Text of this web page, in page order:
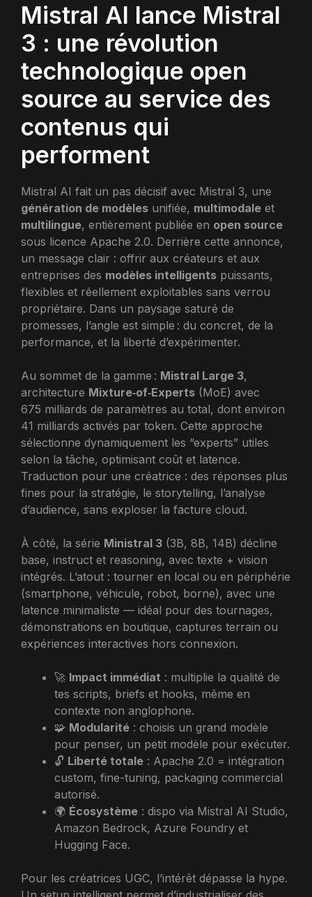
Mistral AI lance Mistral
3 : une révolution
technologique open
source au service des
contenus qui
performent
Mistral AI fait un pas décisif avec Mistral 3, une
génération de modèles unifiée, multimodale et
multilingue, entièrement publiée en open source
sous licence Apache 2.0. Derrière cette annonce,
un message clair : offrir aux créateurs et aux
entreprises des modèles intelligents puissants,
flexibles et réellement exploitables sans verrou
propriétaire. Dans un paysage saturé de
promesses, l’angle est simple : du concret, de la
performance, et la liberté d’expérimenter.
Au sommet de la gamme : Mistral Large 3,
architecture Mixture‑of‑Experts (MoE) avec
675 milliards de paramètres au total, dont environ
41 milliards activés par token. Cette approche
sélectionne dynamiquement les “experts” utiles
selon la tâche, optimisant coût et latence.
Traduction pour une créatrice : des réponses plus
fines pour la stratégie, le storytelling, l’analyse
d’audience, sans exploser la facture cloud.
À côté, la série Ministral 3 (3B, 8B, 14B) décline
base, instruct et reasoning, avec texte + vision
intégrés. L’atout : tourner en local ou en périphérie
(smartphone, véhicule, robot, borne), avec une
latence minimaliste — idéal pour des tournages,
démonstrations en boutique, captures terrain ou
expériences interactives hors connexion.
🚀 Impact immédiat : multiplie la qualité de
tes scripts, briefs et hooks, même en
contexte non anglophone.
🧩 Modularité : choisis un grand modèle
pour penser, un petit modèle pour exécuter.
🔓 Liberté totale : Apache 2.0 = intégration
custom, fine-tuning, packaging commercial
autorisé.
🌍 Écosystème : dispo via Mistral AI Studio,
Amazon Bedrock, Azure Foundry et
Hugging Face.
Pour les créatrices UGC, l’intérêt dépasse la hype.